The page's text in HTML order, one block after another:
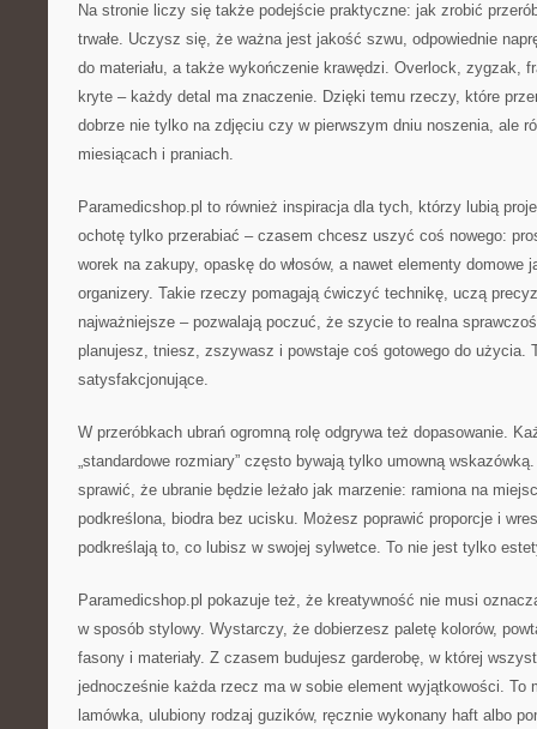
Na stronie liczy się także podejście praktyczne: jak zrobić
trwałe. Uczysz się, że ważna jest jakość szwu, odpowiednie
do materiału, a także wykończenie krawędzi. Overlock, zygzak,
kryte – każdy detal ma znaczenie. Dzięki temu rzeczy, które
dobrze nie tylko na zdjęciu czy w pierwszym dniu noszenia, ale
miesiącach i praniach.
Paramedicshop.pl to również inspiracja dla tych, którzy lubią
ochotę tylko przerabiać – czasem chcesz uszyć coś nowego:
worek na zakupy, opaskę do włosów, a nawet elementy domowe
organizery. Takie rzeczy pomagają ćwiczyć technikę, uczą
najważniejsze – pozwalają poczuć, że szycie to realna
planujesz, tniesz, zszywasz i powstaje coś gotowego do użycia.
satysfakcjonujące.
W przeróbkach ubrań ogromną rolę odgrywa też dopasowanie.
„standardowe rozmiary” często bywają tylko umowną
sprawić, że ubranie będzie leżało jak marzenie: ramiona na
podkreślona, biodra bez ucisku. Możesz poprawić proporcje i
podkreślają to, co lubisz w swojej sylwetce. To nie jest tylko
Paramedicshop.pl pokazuje też, że kreatywność nie musi
w sposób stylowy. Wystarczy, że dobierzesz paletę kolorów,
fasony i materiały. Z czasem budujesz garderobę, w której
jednocześnie każda rzecz ma w sobie element wyjątkowości. To
lamówka, ulubiony rodzaj guzików, ręcznie wykonany haft albo